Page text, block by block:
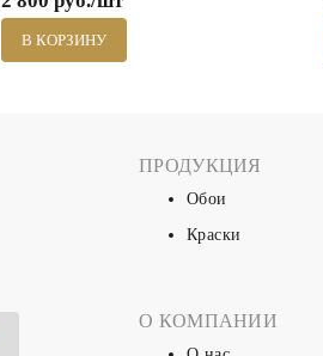
В КОРЗИНУ
ПРОДУКЦИЯ
Обои
Краски
О КОМПАНИИ